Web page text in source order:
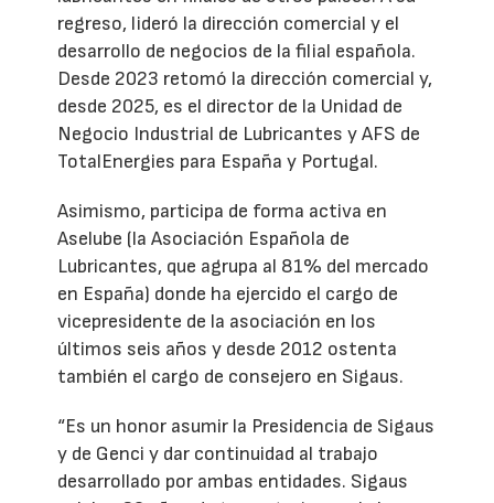
regreso, lideró la dirección comercial y el
desarrollo de negocios de la filial española.
Desde 2023 retomó la dirección comercial y,
desde 2025, es el director de la Unidad de
Negocio Industrial de Lubricantes y AFS de
TotalEnergies para España y Portugal.
Asimismo, participa de forma activa en
Aselube (la Asociación Española de
Lubricantes, que agrupa al 81% del mercado
en España) donde ha ejercido el cargo de
vicepresidente de la asociación en los
últimos seis años y desde 2012 ostenta
también el cargo de consejero en Sigaus.
“Es un honor asumir la Presidencia de Sigaus
y de Genci y dar continuidad al trabajo
desarrollado por ambas entidades. Sigaus